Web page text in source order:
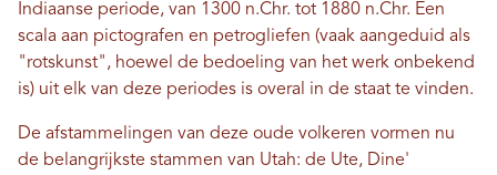
Indiaanse periode, van 1300 n.Chr. tot 1880 n.Chr. Een
scala aan pictografen en petrogliefen (vaak aangeduid als
"rotskunst", hoewel de bedoeling van het werk onbekend
is) uit elk van deze periodes is overal in de staat te vinden.
De afstammelingen van deze oude volkeren vormen nu
de belangrijkste stammen van Utah: de Ute, Dine'